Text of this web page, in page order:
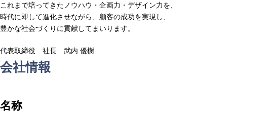
これまで培ってきたノウハウ・企画力・デザイン力を、
時代に即して進化させながら、顧客の成功を実現し、
豊かな社会づくりに貢献してまいります。
代表取締役 社長 武内 優樹
会社情報
名称